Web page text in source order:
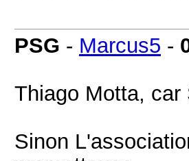
PSG - Marcus5 -
Thiago Motta,
Sinon